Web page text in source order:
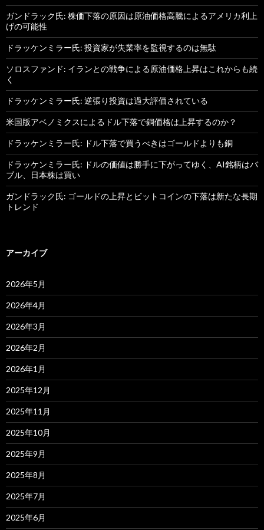
ガンドラック氏: 株価下落の原因は原油価格高騰によるアメリカ利上
げの可能性
ドラッケンミラー氏: 投資家が失業率を監視するのは無駄
ソロスファンド: イランとの戦争による原油価格上昇はこれからも続
く
ドラッケンミラー氏: 逆張り投資は過大評価されている
米国版アベノミクスによるドル下落で銅価格は上昇するのか？
ドラッケンミラー氏: ドル下落で買うべきはゴールドよりも銅
ドラッケンミラー氏: ドルの価値は勝手に下がってゆく、AI銘柄はバ
ブル、日本株は買い
ガンドラック氏: ゴールドの上昇とビットコインの下落は新たな長期
トレンド
アーカイブ
2026年5月
2026年4月
2026年3月
2026年2月
2026年1月
2025年12月
2025年11月
2025年10月
2025年9月
2025年8月
2025年7月
2025年6月